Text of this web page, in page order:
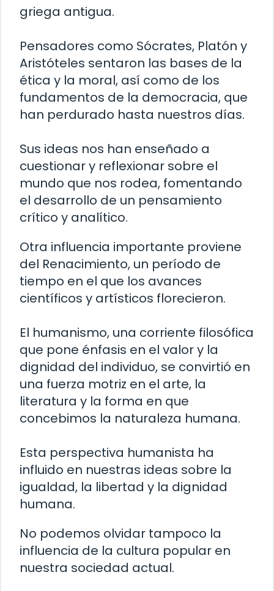
griega antigua.
Pensadores como Sócrates, Platón y
Aristóteles sentaron las bases de la
ética y la moral, así como de los
fundamentos de la democracia, que
han perdurado hasta nuestros días.
Sus ideas nos han enseñado a
cuestionar y reflexionar sobre el
mundo que nos rodea, fomentando
el desarrollo de un pensamiento
crítico y analítico.
Otra influencia importante proviene
del Renacimiento, un período de
tiempo en el que los avances
científicos y artísticos florecieron.
El humanismo, una corriente filosófica
que pone énfasis en el valor y la
dignidad del individuo, se convirtió en
una fuerza motriz en el arte, la
literatura y la forma en que
concebimos la naturaleza humana.
Esta perspectiva humanista ha
influido en nuestras ideas sobre la
igualdad, la libertad y la dignidad
humana.
No podemos olvidar tampoco la
influencia de la cultura popular en
nuestra sociedad actual.